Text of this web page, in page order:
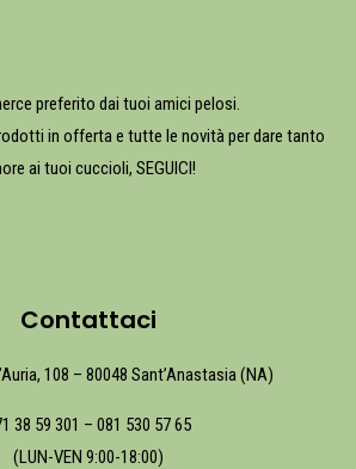
preferito dai tuoi amici pelosi.
in offerta e tutte le novità per dare tanto
ai tuoi cuccioli, SEGUICI!
Contattaci
108 – 80048 Sant’Anastasia (NA)
38 59 301 – 081 530 57 65
(LUN-VEN 9:00-18:00)